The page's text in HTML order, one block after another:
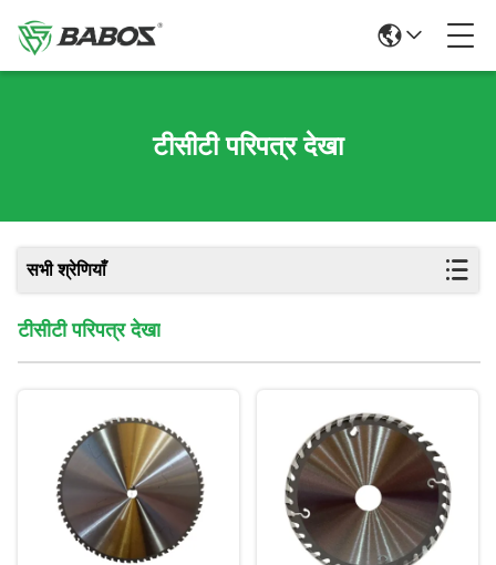
टीसीटी परिपत्र देखा
सभी श्रेणियाँ
टीसीटी परिपत्र देखा